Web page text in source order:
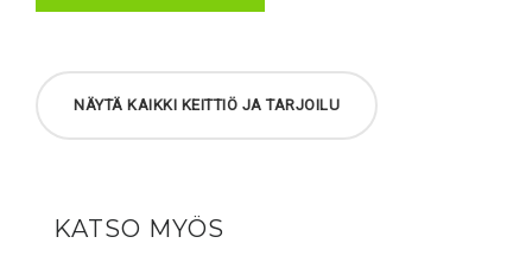
NÄYTÄ KAIKKI KEITTIÖ JA TARJOILU
KATSO MYÖS